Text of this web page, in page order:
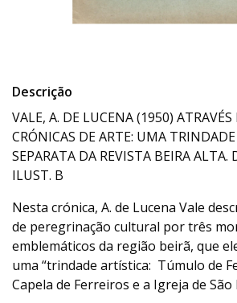
Descrição
VALE, A. DE LUCENA (1950)
CRÓNICAS DE ARTE: UMA
SEPARATA DA REVISTA BEIRA ALTA.
ILUST. B
Nesta crónica, A. de Lucena Vale
de peregrinação cultural por três
emblemáticos da região beirã, que
uma “trindade artística: Túmulo de
Capela de Ferreiros e a Igreja de